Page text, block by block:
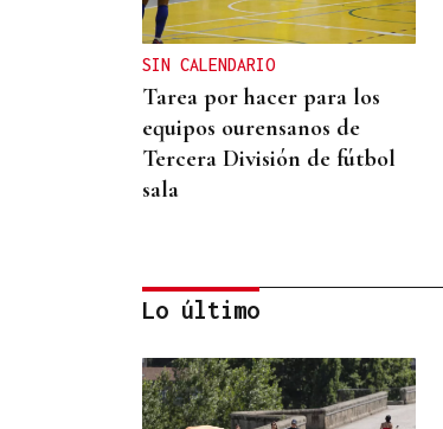
SIN CALENDARIO
Tarea por hacer para los
equipos ourensanos de
Tercera División de fútbol
sala
TROFEO EN ESPIÑEDO
Lo último